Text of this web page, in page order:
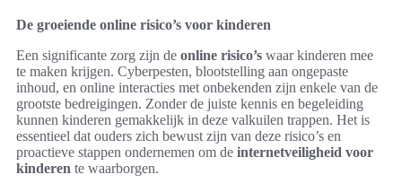
De groeiende online risico’s voor kinderen
Een significante zorg zijn de online risico’s waar kinderen mee
te maken krijgen. Cyberpesten, blootstelling aan ongepaste
inhoud, en online interacties met onbekenden zijn enkele van de
grootste bedreigingen. Zonder de juiste kennis en begeleiding
kunnen kinderen gemakkelijk in deze valkuilen trappen. Het is
essentieel dat ouders zich bewust zijn van deze risico’s en
proactieve stappen ondernemen om de internetveiligheid voor
kinderen te waarborgen.